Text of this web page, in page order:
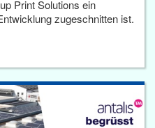
Print Solutions ein
zugeschnitten ist.